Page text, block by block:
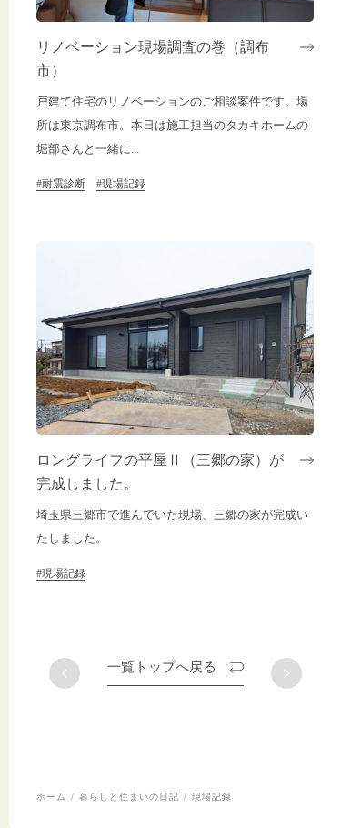
リノベーション現場調査の巻（調布
市）
戸建て住宅のリノベーションのご相談案件です。場
所は東京調布市。本日は施工担当のタカキホームの
堀部さんと一緒に...
#耐震診断 #現場記録
ロングライフの平屋Ⅱ（三郷の家）が
完成しました。
埼玉県三郷市で進んでいた現場、三郷の家が完成い
たしました。
#現場記録
一覧トップへ戻る
ホーム 暮らしと住まいの日記 現場記録